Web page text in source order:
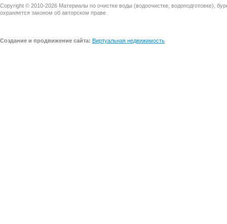
Copyright © 2010-2026 Материалы по очистке воды (водоочистке, водоподготовке),
охраняется законом об авторском праве.
Создание и продвижение сайта: Виртуальная недвижимость